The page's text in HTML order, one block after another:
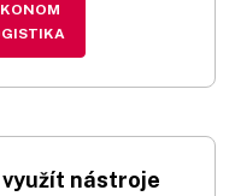
využít nástroje